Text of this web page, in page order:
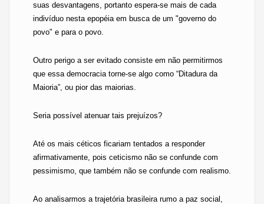
suas desvantagens, portanto espera-se mais de cada
indivíduo nesta epopéia em busca de um "governo do
povo" e para o povo.
Outro perigo a ser evitado consiste em não permitirmos
que essa democracia torne-se algo como “Ditadura da
Maioria”, ou pior das maiorias.
Seria possível atenuar tais prejuízos?
Até os mais céticos ficariam tentados a responder
afirmativamente, pois ceticismo não se confunde com
pessimismo, que também não se confunde com realismo.
Ao analisarmos a trajetória brasileira rumo a paz social,